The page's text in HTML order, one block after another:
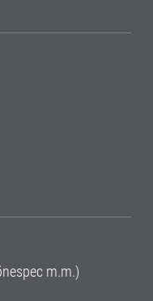
m.m.)